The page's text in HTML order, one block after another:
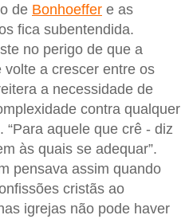
de Bonhoeffer e as
fica subentendida.
no perigo de que a
a crescer entre os
a necessidade de
contra qualquer
aquele que crê - diz
às quais se adequar”.
pensava assim quando
cristãs ao
igrejas não pode haver